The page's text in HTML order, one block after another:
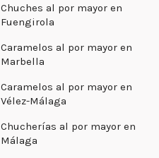
Chuches al por mayor en
Fuengirola
Caramelos al por mayor en
Marbella
Caramelos al por mayor en
Vélez-Málaga
Chucherías al por mayor en
Málaga